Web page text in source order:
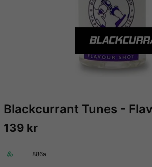
Blackcurrant Tunes -
139 kr
886a